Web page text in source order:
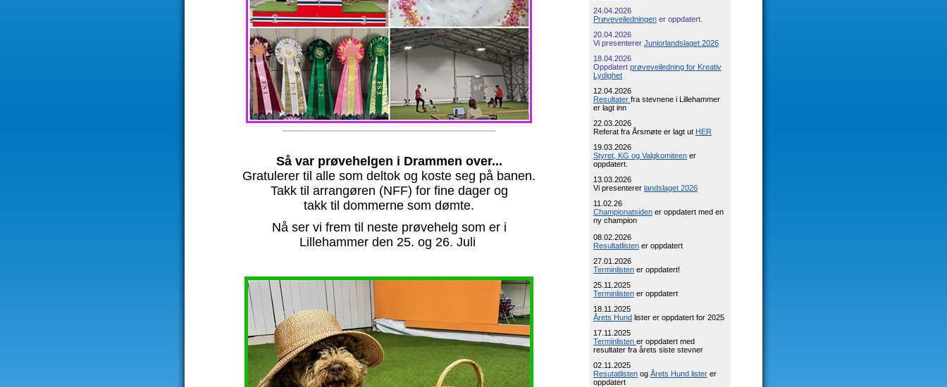
Så var prøvehelgen i Drammen over...
Gratulerer til alle som deltok og koste seg på banen.
Takk til arrangøren (NFF) for fine dager og
takk til dommerne som dømte.
Nå ser vi frem til neste prøvehelg som er i
Lillehammer den 25. og 26. Juli
24.04.2026
Prøveveiledningen er oppdatert.
20.04.2026
Vi presenterer Juniorlandslaget 2026
18.04.2026
Oppdatert prøveveiledning for Kreativ
Lydighet
12.04.2026
Resultater fra stevnene i Lillehammer
er lagt inn
22.03.2026
Referat fra Årsmøte er lagt ut HER
19.03.2026
Styret, KG og Valgkomiteen er
oppdatert.
13.03.2026
Vi presenterer landslaget 2026
11.02.26
Championatsiden er oppdatert med en
ny champion
08.02.2026
Resultatlisten er oppdatert
27.01.2026
Terminlisten er oppdatert!
25.11.2025
Terminlisten er oppdatert
18.11.2025
Årets Hund lister er oppdatert for 2025
17.11.2025
Terminlisten er oppdatert med
resultater fra årets siste stevner
02.11.2025
Resutatlisten og Årets Hund lister er
oppdatert